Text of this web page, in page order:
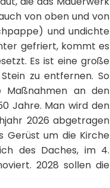
von oben und von
und undichte
gefriert, kommt es
Es ist eine große
zu entfernen. So
Maßnahmen an den
Jahre. Man wird den
2026 abgetragen
Gerüst um die Kirche
des Daches, im 4.
2028 sollen die